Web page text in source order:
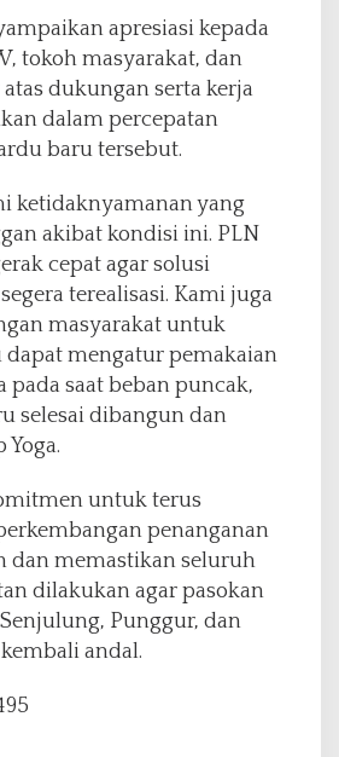
apresiasi kepada
tokoh masyarakat, dan
dukungan serta kerja
dalam percepatan
baru tersebut.
ketidaknyamanan yang
akibat kondisi ini. PLN
cepat agar solusi
terealisasi. Kami juga
masyarakat untuk
dapat mengatur pemakaian
saat beban puncak,
selesai dibangun dan
Yoga.
untuk terus
penanganan
dan memastikan seluruh
dilakukan agar pasokan
Punggur, dan
andal.